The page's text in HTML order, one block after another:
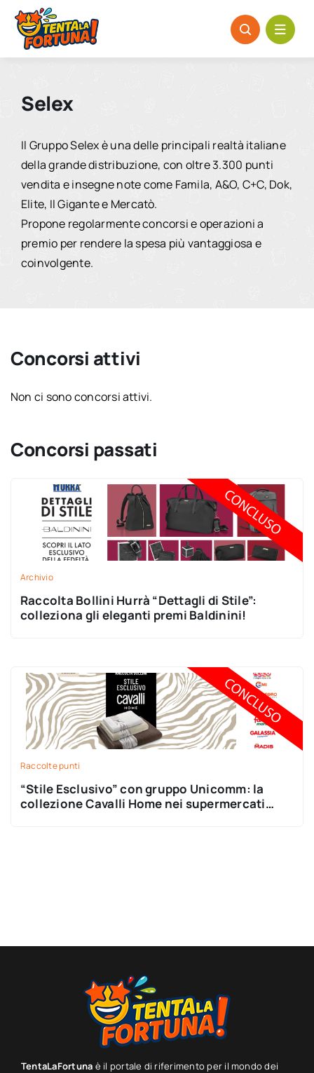
Salta
contenuto
Selex
Il Gruppo Selex è una delle principali realtà italiane
della grande distribuzione, con oltre 3.300 punti
vendita e insegne note come Famila, A&O, C+C, Dok,
Elite, Il Gigante e Mercatò.
Propone regolarmente concorsi e operazioni a
premio per rendere la spesa più vantaggiosa e
coinvolgente.
Concorsi attivi
Non ci sono concorsi attivi.
Concorsi passati
Archivio
Raccolta Bollini Hurrà “Dettagli di Stile”:
colleziona gli eleganti premi Baldinini!
Raccolte punti
“Stile Esclusivo” con gruppo Unicomm: la
collezione Cavalli Home nei supermercati
TentaLaFortuna è il portale di riferimento per il mondo dei